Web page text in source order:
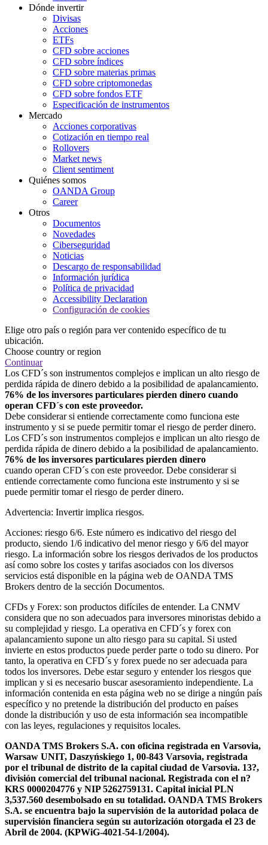
Dónde invertir
Divisas
Acciones
ETFs
CFD sobre acciones
CFD sobre índices
CFD sobre materias primas
CFD sobre criptomonedas
CFD sobre fondos ETF
Especificación de instrumentos
Mercado
Acciones corporativas
Cotización en tiempo real
Rollovers
Market news
Client sentiment
Quiénes somos
OANDA Group
Career
Otros
Documentos
Novedades
Ciberseguridad
Noticias
Descargo de responsabilidad
Información jurídica
Política de privacidad
Accessibility Declaration
Configuración de cookies
Elige otro país o región para ver contenido específico de tu
ubicación.
Choose country or region
Continuar
Los CFD´s son instrumentos complejos e implican un alto riesgo de
perdida rápida de dinero debido a la posibilidad de apalancamiento.
76% de los inversores particulares pierden dinero cuando
operan CFD´s con este proveedor.
Debe considerar si entiende correctamente como funciona este
instrumento y si se puede permitir tomar el riesgo de perder dinero.
Los CFD´s son instrumentos complejos e implican un alto riesgo de
perdida rápida de dinero debido a la posibilidad de apalancamiento.
76% de los inversores particulares pierden dinero
cuando operan CFD´s con este proveedor. Debe considerar si
entiende correctamente como funciona este instrumento y si se
puede permitir tomar el riesgo de perder dinero.
Advertencia: Invertir implica riesgos.
Acciones: riesgo 6/6. Este número es indicativo del riesgo del
producto, siendo 1/6 indicativo del menor riesgo y 6/6 del mayor
riesgo. La información sobre los riesgos derivados de los productos
así como sobre los costes y tarifas asociados con los diversos
servicios está disponible en la página web de OANDA TMS
Brokers dentro de la sección Documentos.
CFDs y Forex: son productos difíciles de entender. La CNMV
considera que no son adecuados para inversores minoristas debido a
su complejidad y riesgo. La operativa en CFD´s y forex con
apalancamiento supone un alto riesgo para su capital. Si usted
invierte en estos productos puede perder parte o todo su dinero. Por
tanto, la operativa en CFD´s y forex puede no ser adecuada para
todos los inversores. Debe estar seguro y entender los riesgos que
implican y si es necesario buscar asesoramiento independiente. La
información contenida en esta página web no se dirige a ningún país
específico y no pretende la distribución del producto en países
donde la distribución y uso de esta información sea incompatible
con las leyes, regulaciones y requisitos locales.
OANDA TMS Brokers S.A. con oficina registrada en Varsovia,
Warsaw UNIT, Daszyńskiego 1, 00-843 Varsovia, registrada
por el tribunal de distrito de la capital ciudad de Varsovia. 13?,
división comercial del tribunal nacional. Registrada con el n?
KRS 0000204776 y NIP 5262759131. Capital inicial PLN
3,537.560 desembolsado en su totalidad. OANDA TMS Brokers
S.A. se encuentra bajo la supervisión de la autoridad polaca de
supervisión financiera según su autorización otorgada el 23 de
Abril de 2004. (KPWiG-4021-54-1/2004).